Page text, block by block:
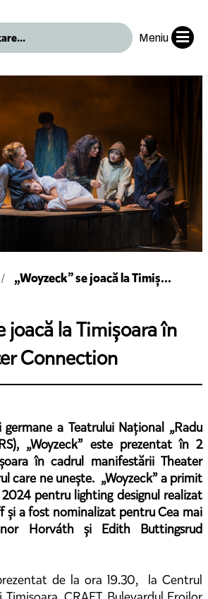
Meniu
„Woyzeck” se joacă la Timiș...
joacă la Timișoara în
Connection
a Teatrului Național „Radu
„Woyzeck” este prezentat în 2
în cadrul manifestării Theater
care ne unește. „Woyzeck” a primit
pentru lighting designul realizat
și a fost nominalizat pentru Cea mai
Horváth și Edith Buttingsrud
de la ora 19.30, la Centrul